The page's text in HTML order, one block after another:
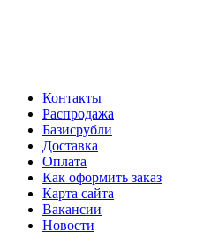
Контакты
Распродажа
Базисрубли
Доставка
Оплата
Как оформить заказ
Карта сайта
Вакансии
Новости